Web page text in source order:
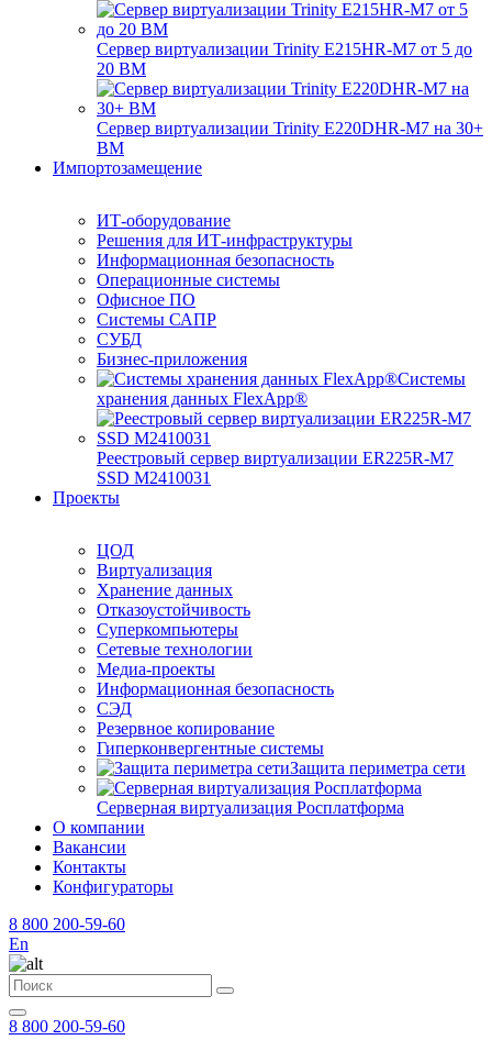
Сервер виртуализации Trinity E215HR-M7 от 5 до
20 ВМ
Сервер виртуализации Trinity E220DHR-M7 на 30+
ВМ
Импортозамещение
ИТ-оборудование
Решения для ИТ-инфраструктуры
Информационная безопасность
Операционные системы
Офисное ПО
Системы САПР
СУБД
Бизнес-приложения
Системы
хранения данных FlexApp®
Реестровый сервер виртуализации ER225R-M7
SSD М2410031
Проекты
ЦОД
Виртуализация
Хранение данных
Отказоустойчивость
Суперкомпьютеры
Сетевые технологии
Медиа-проекты
Информационная безопасность
СЭД
Резервное копирование
Гиперконвергентные системы
Защита периметра сети
Серверная виртуализация Росплатформа
О компании
Вакансии
Контакты
Конфигураторы
8 800 200-59-60
En
8 800 200-59-60